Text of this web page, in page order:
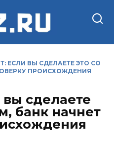
ЕСЛИ ВЫ СДЕЛАЕТЕ ЭТО СО
ПРОИСХОЖДЕНИЯ
сделаете
банк начнет